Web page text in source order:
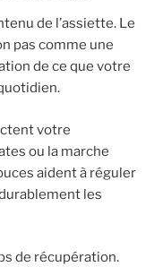
de l’assiette. Le
pas comme une
de ce que votre
votre
ou la marche
aident à réguler
les
de récupération.